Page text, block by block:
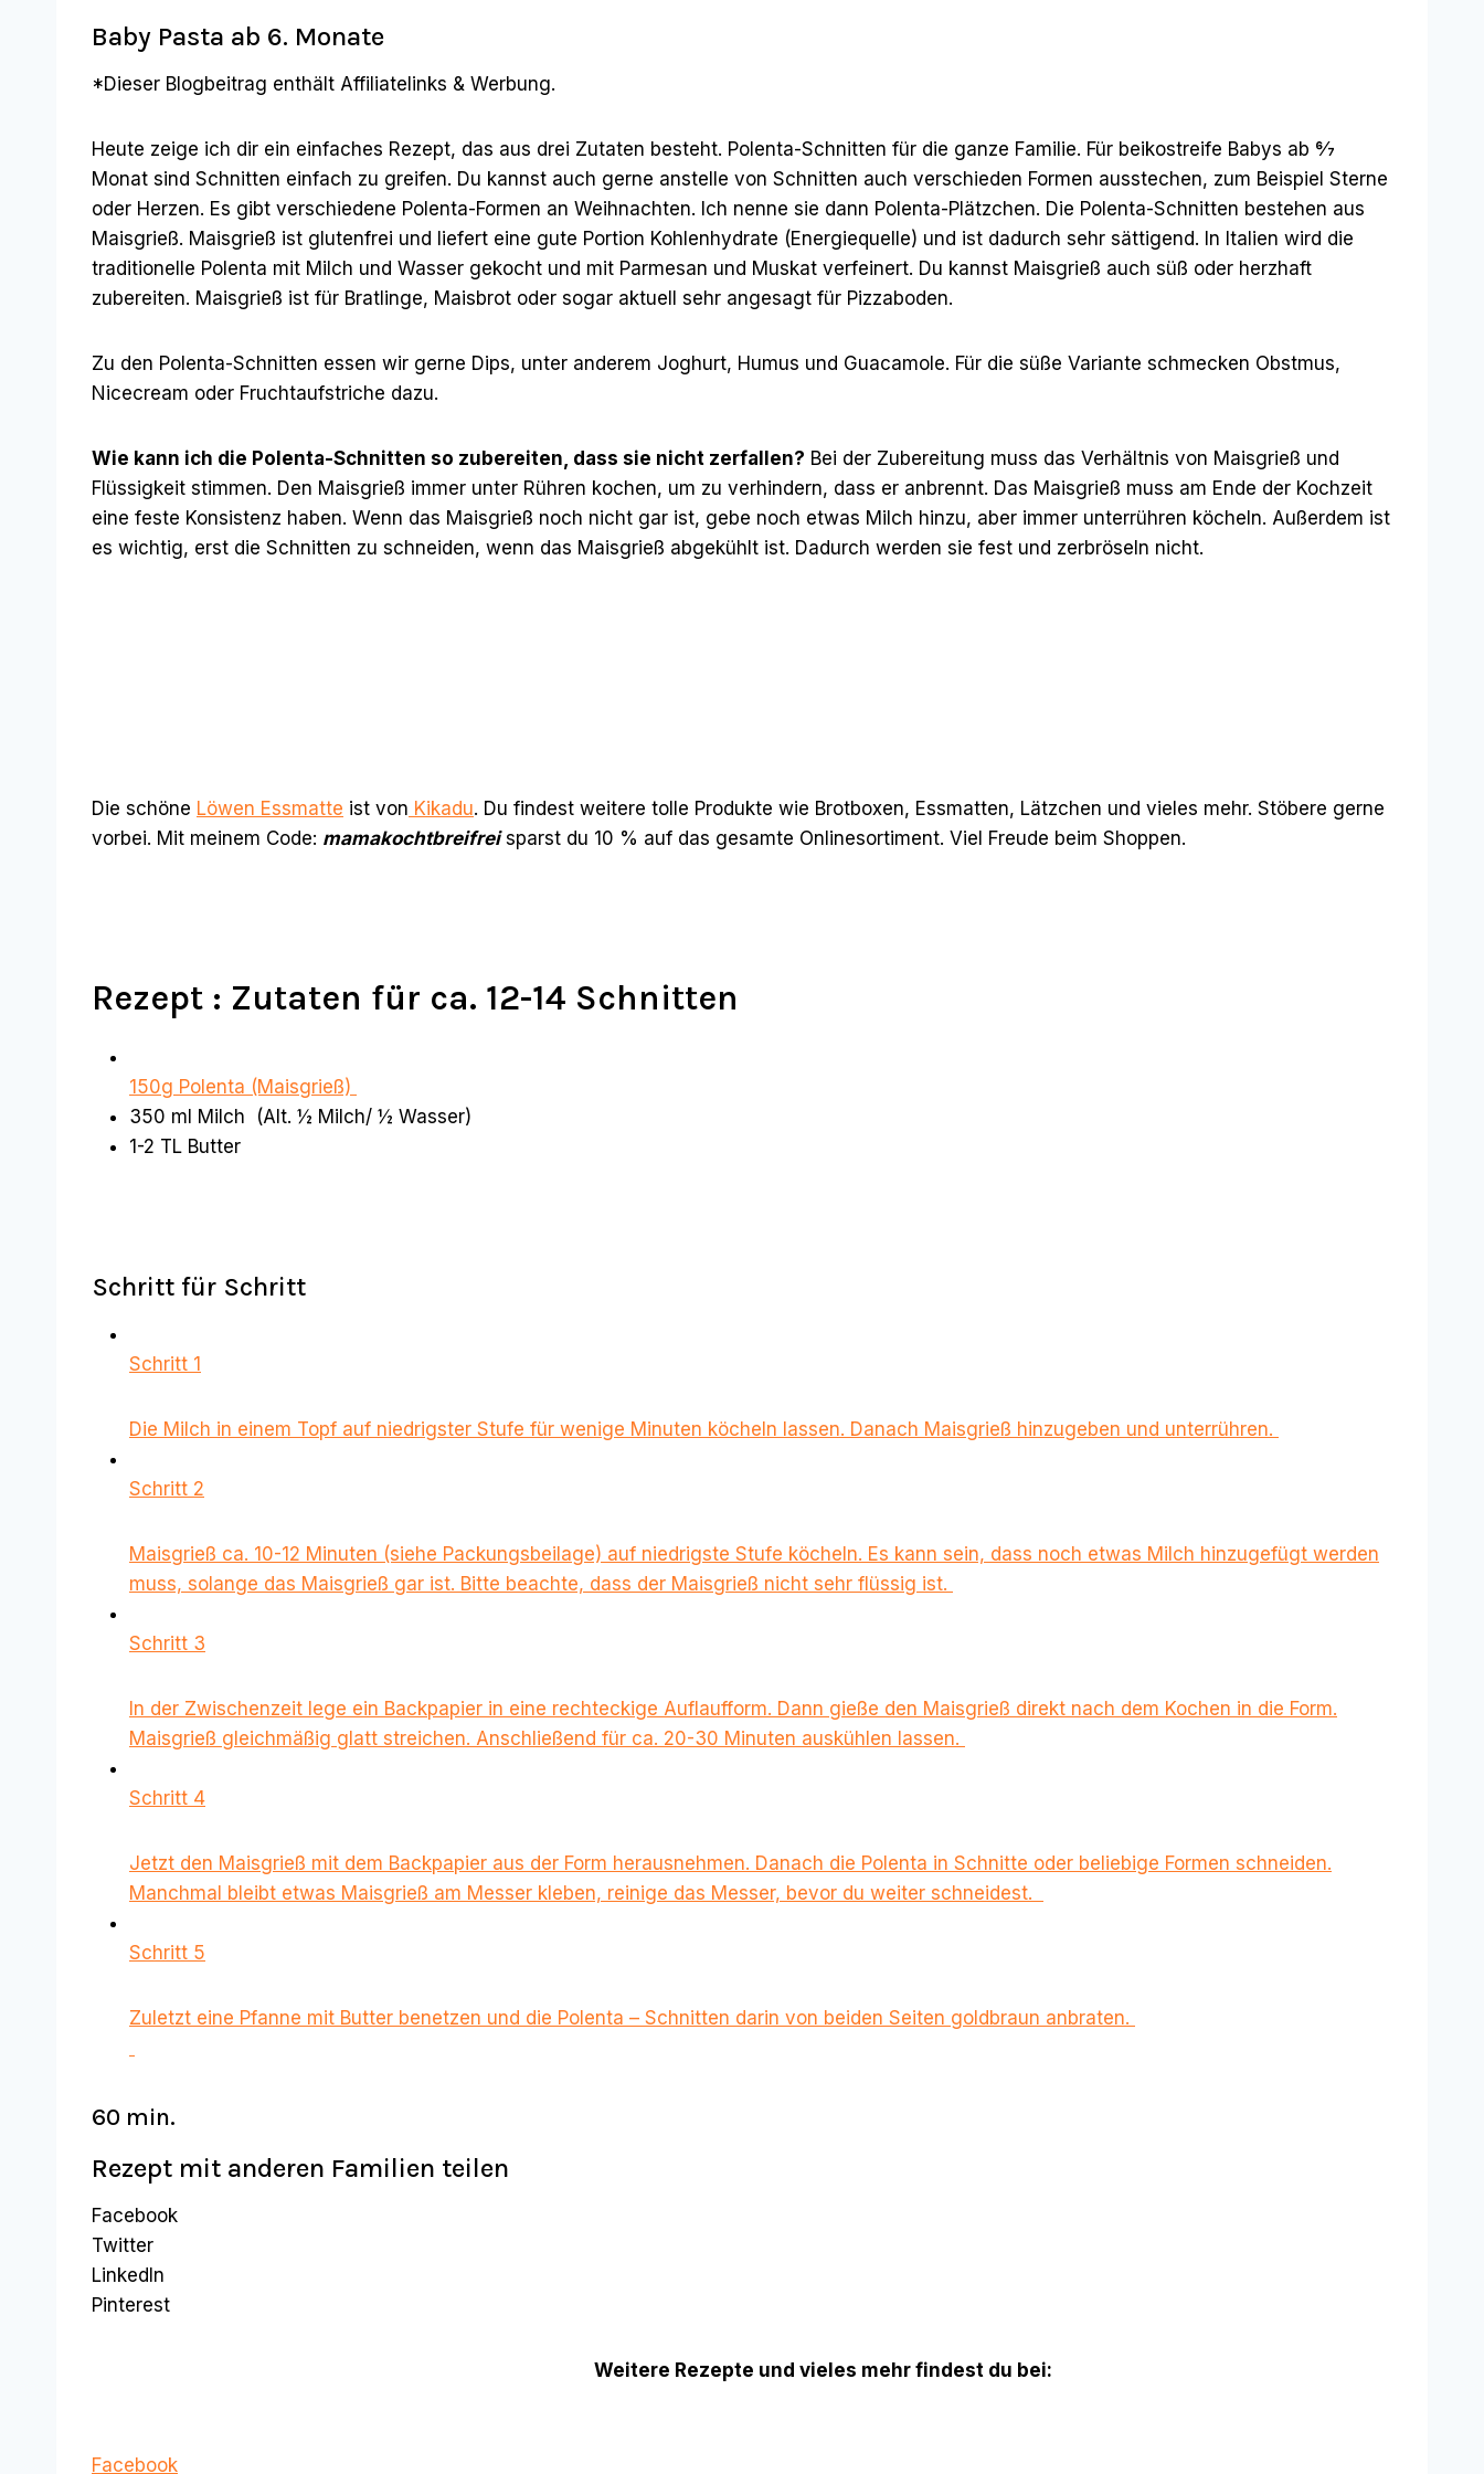
Baby Pasta ab 6. Monate
*Dieser Blogbeitrag enthält Affiliatelinks & Werbung.
Heute zeige ich dir ein einfaches Rezept, das aus drei Zutaten besteht. Polenta-Schnitten für die ganze Familie. Für beikostreife Babys ab 6⁄7
Monat sind Schnitten einfach zu greifen. Du kannst auch gerne anstelle von Schnitten auch verschieden Formen ausstechen, zum Beispiel Sterne
oder Herzen. Es gibt verschiedene Polenta-Formen an Weihnachten. Ich nenne sie dann Polenta-Plätzchen. Die Polenta-Schnitten bestehen aus
Maisgrieß. Maisgrieß ist glutenfrei und liefert eine gute Portion Kohlenhydrate (Energiequelle) und ist dadurch sehr sättigend. In Italien wird die
traditionelle Polenta mit Milch und Wasser gekocht und mit Parmesan und Muskat verfeinert. Du kannst Maisgrieß auch süß oder herzhaft
zubereiten. Maisgrieß ist für Bratlinge, Maisbrot oder sogar aktuell sehr angesagt für Pizzaboden.
Zu den Polenta-Schnitten essen wir gerne Dips, unter anderem Joghurt, Humus und Guacamole. Für die süße Variante schmecken Obstmus,
Nicecream oder Fruchtaufstriche dazu.
Wie kann ich die Polenta-Schnitten so zubereiten, dass sie nicht zerfallen? Bei der Zubereitung muss das Verhältnis von Maisgrieß und
Flüssigkeit stimmen. Den Maisgrieß immer unter Rühren kochen, um zu verhindern, dass er anbrennt. Das Maisgrieß muss am Ende der Kochzeit
eine feste Konsistenz haben. Wenn das Maisgrieß noch nicht gar ist, gebe noch etwas Milch hinzu, aber immer unterrühren köcheln. Außerdem ist
es wichtig, erst die Schnitten zu schneiden, wenn das Maisgrieß abgekühlt ist. Dadurch werden sie fest und zerbröseln nicht.
Die schöne Löwen Essmatte ist von Kikadu. Du findest weitere tolle Produkte wie Brotboxen, Essmatten, Lätzchen und vieles mehr. Stöbere gerne
vorbei. Mit meinem Code: mamakochtbreifrei sparst du 10 % auf das gesamte Onlinesortiment. Viel Freude beim Shoppen.
Rezept : Zutaten für ca. 12-14 Schnitten
150g Polenta (Maisgrieß)
350 ml Milch (Alt. ½ Milch/ ½ Wasser)
1-2 TL Butter
Schritt für Schritt
Schritt 1
Die Milch in einem Topf auf niedrigster Stufe für wenige Minuten köcheln lassen. Danach Maisgrieß hinzugeben und unterrühren.
Schritt 2
Maisgrieß ca. 10-12 Minuten (siehe Packungsbeilage) auf niedrigste Stufe köcheln. Es kann sein, dass noch etwas Milch hinzugefügt werden
muss, solange das Maisgrieß gar ist. Bitte beachte, dass der Maisgrieß nicht sehr flüssig ist.
Schritt 3
In der Zwischenzeit lege ein Backpapier in eine rechteckige Auflaufform. Dann gieße den Maisgrieß direkt nach dem Kochen in die Form.
Maisgrieß gleichmäßig glatt streichen. Anschließend für ca. 20-30 Minuten auskühlen lassen.
Schritt 4
Jetzt den Maisgrieß mit dem Backpapier aus der Form herausnehmen. Danach die Polenta in Schnitte oder beliebige Formen schneiden.
Manchmal bleibt etwas Maisgrieß am Messer kleben, reinige das Messer, bevor du weiter schneidest.
Schritt 5
Zuletzt eine Pfanne mit Butter benetzen und die Polenta – Schnitten darin von beiden Seiten goldbraun anbraten.
60 min.
Rezept mit anderen Familien teilen
Facebook
Twitter
LinkedIn
Pinterest
Weitere Rezepte und vieles mehr findest du bei:
Facebook